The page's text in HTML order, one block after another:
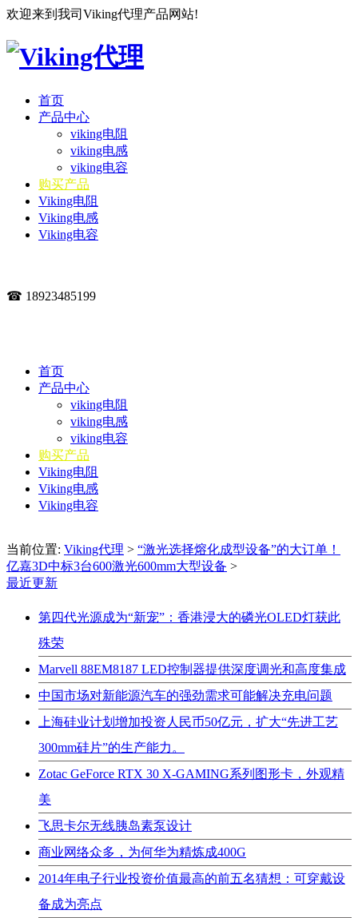
欢迎来到我司Viking代理产品网站!
首页
产品中心
viking电阻
viking电感
viking电容
购买产品
Viking电阻
Viking电感
Viking电容
☎ 18923485199
首页
产品中心
viking电阻
viking电感
viking电容
购买产品
Viking电阻
Viking电感
Viking电容
当前位置: Viking代理 > “激光选择熔化成型设备”的大订单！
亿嘉3D中标3台600激光600mm大型设备 >
最近更新
第四代光源成为“新宠”：香港浸大的磷光OLED灯获此
殊荣
Marvell 88EM8187 LED控制器提供深度调光和高度集成
中国市场对新能源汽车的强劲需求可能解决充电问题
上海硅业计划增加投资人民币50亿元，扩大“先进工艺
300mm硅片”的生产能力。
Zotac GeForce RTX 30 X-GAMING系列图形卡，外观精
美
飞思卡尔无线胰岛素泵设计
商业网络众多，为何华为精炼成400G
2014年电子行业投资价值最高的前五名猜想：可穿戴设
备成为亮点